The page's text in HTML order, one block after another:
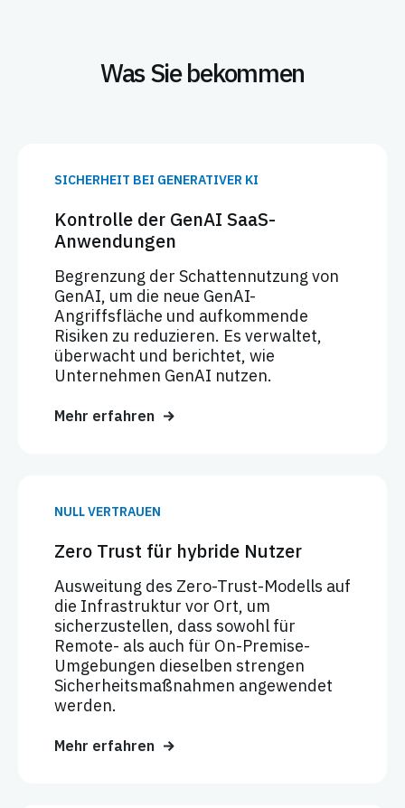
Was Sie bekommen
SICHERHEIT BEI GENERATIVER KI
Kontrolle der GenAI SaaS-
Anwendungen
Begrenzung der Schattennutzung von
GenAI, um die neue GenAI-
Angriffsfläche und aufkommende
Risiken zu reduzieren. Es verwaltet,
überwacht und berichtet, wie
Unternehmen GenAI nutzen.
Mehr erfahren
NULL VERTRAUEN
Zero Trust für hybride Nutzer
Ausweitung des Zero-Trust-Modells auf
die Infrastruktur vor Ort, um
sicherzustellen, dass sowohl für
Remote- als auch für On-Premise-
Umgebungen dieselben strengen
Sicherheitsmaßnahmen angewendet
werden.
Mehr erfahren